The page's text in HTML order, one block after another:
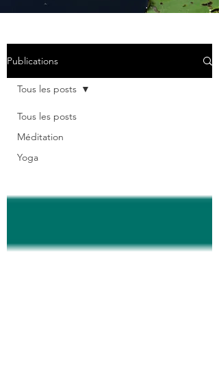
Publications
Tous les posts
Méditation
Yoga
Tous les posts